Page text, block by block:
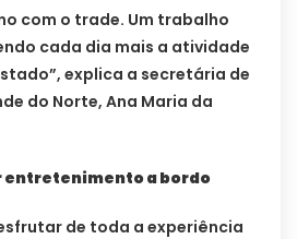
com o trade. Um trabalho
cada dia mais a atividade
explica a secretária de
do Norte, Ana Maria da
entretenimento a bordo
de toda a experiência